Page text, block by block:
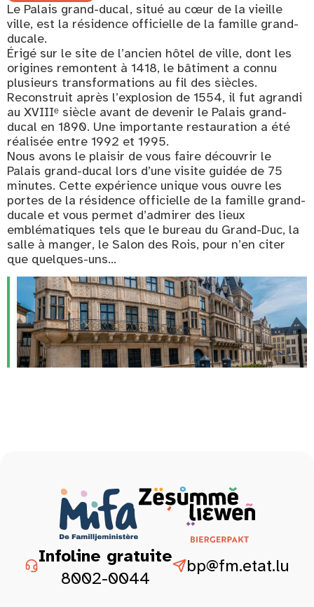
Le Palais grand-ducal, situé au cœur de la vieille
ville, est la résidence officielle de la famille grand-
ducale.
Érigé sur le site de l’ancien hôtel de ville, dont les
origines remontent à 1418, le bâtiment a connu
plusieurs transformations au fil des siècles.
Reconstruit après l’explosion de 1554, il fut agrandi
au XVIIIᵉ siècle avant de devenir le Palais grand-
ducal en 1890. Une importante restauration a été
réalisée entre 1992 et 1995.
Nous avons le plaisir de vous faire découvrir le
Palais grand-ducal lors d’une visite guidée de 75
minutes. Cette expérience unique vous ouvre les
portes de la résidence officielle de la famille grand-
ducale et vous permet d’admirer des lieux
emblématiques tels que le bureau du Grand-Duc, la
salle à manger, le Salon des Rois, pour n’en citer
que quelques-uns…
Infoline gratuite
8002-0044
bp@fm.etat.lu